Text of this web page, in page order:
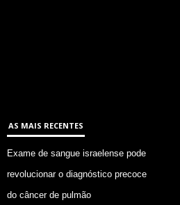
AS MAIS RECENTES
Exame de sangue israelense pode
revolucionar o diagnóstico precoce
do câncer de pulmão